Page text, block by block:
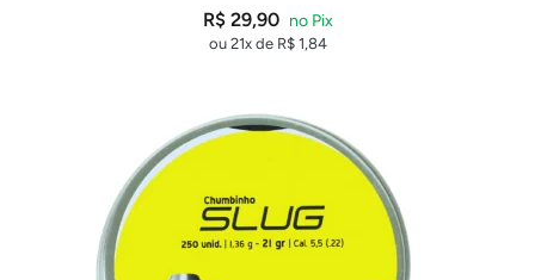
R$29,90
ou 21x de R$ 1,84